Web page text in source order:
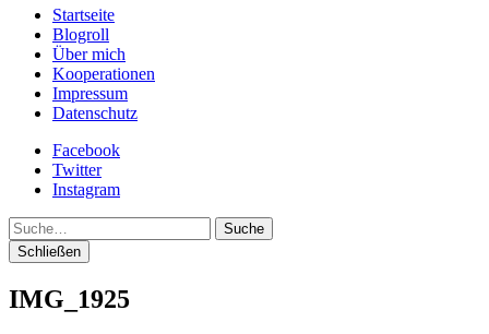
Startseite
Blogroll
Über mich
Kooperationen
Impressum
Datenschutz
Facebook
Twitter
Instagram
Suche
Schließen
IMG_1925